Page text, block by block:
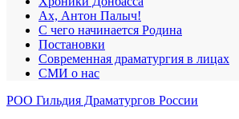
Ах, Антон Палыч!
С чего начинается Родина
Постановки
Современная драматургия в лицах
СМИ о нас
РОО Гильдия Драматургов России